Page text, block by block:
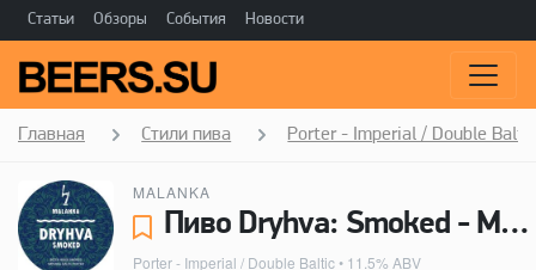
Статьи Обзоры События Новости
Главная Стили пива Porter - Imperial / Double
MALANKA
Пиво Dryhva: Smoked - Malanka
Porter - Imperial / Double Baltic• 11.5% ABV